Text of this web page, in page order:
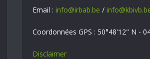
Email : info@irbab.be /
Coordonnées GPS : 50°48'12" N -
Disclaimer